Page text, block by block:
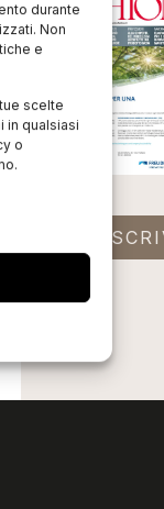
durante
Non
e
scelte
in qualsiasi
o